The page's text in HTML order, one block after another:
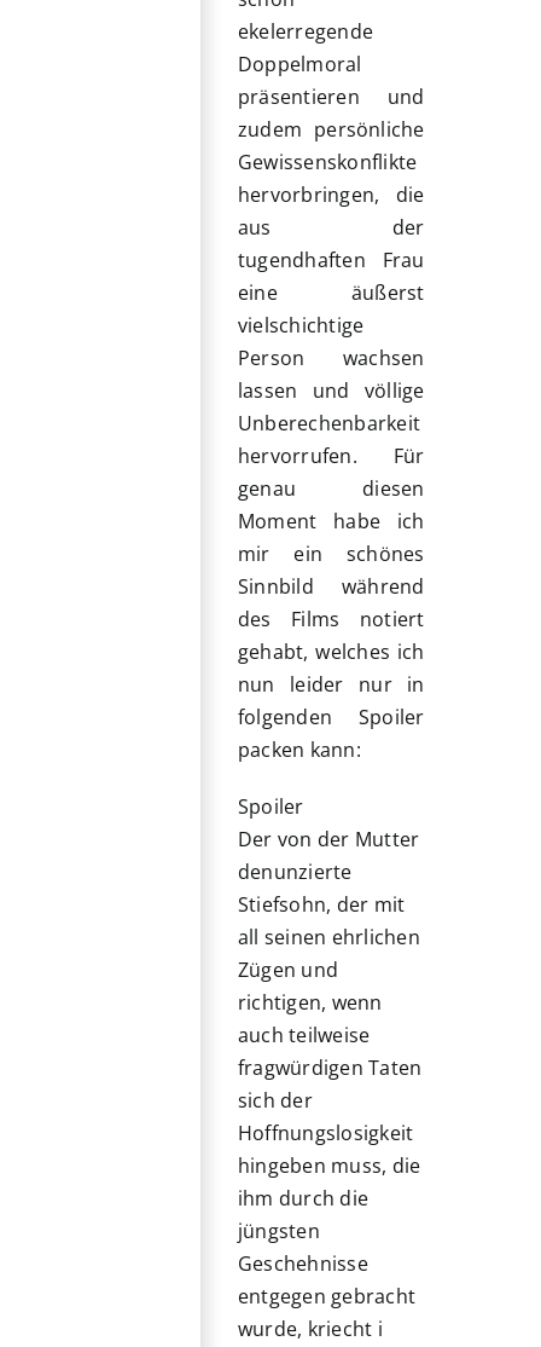
ekelerregende
Doppelmoral
präsentieren und
zudem persönliche
Gewissenskonflikte
hervorbringen, die
aus der
tugendhaften Frau
eine äußerst
vielschichtige
Person wachsen
lassen und völlige
Unberechenbarkeit
hervorrufen. Für
genau diesen
Moment habe ich
mir ein schönes
Sinnbild während
des Films notiert
gehabt, welches ich
nun leider nur in
folgenden Spoiler
packen kann:
Spoiler
Der von der Mutter
denunzierte
Stiefsohn, der mit
all seinen ehrlichen
Zügen und
richtigen, wenn
auch teilweise
fragwürdigen Taten
sich der
Hoffnungslosigkeit
hingeben muss, die
ihm durch die
jüngsten
Geschehnisse
entgegen gebracht
wurde, kriecht i